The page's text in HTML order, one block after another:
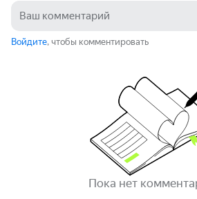
Войдите, чтобы комментировать
Пока нет